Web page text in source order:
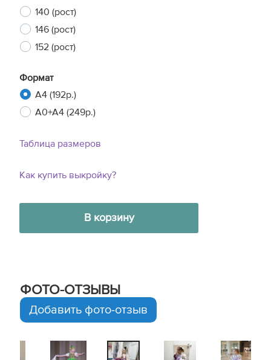
140 (рост)
146 (рост)
152 (рост)
Формат
A4 (192р.)
A0+A4 (249р.)
Таблица размеров
Как купить выкройку?
В корзину
ФОТО-ОТЗЫВЫ
Добавить фото-отзыв